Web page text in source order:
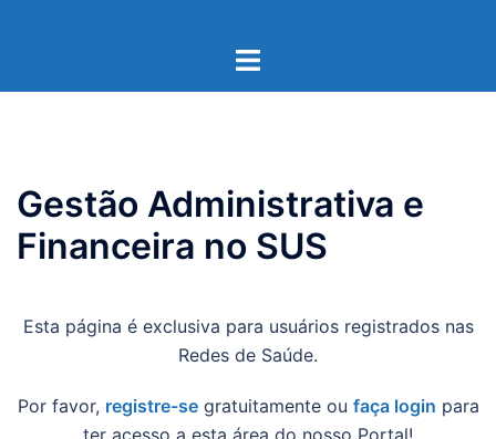
Toggle
Gestão Administrativa e
Financeira no SUS
Esta página é exclusiva para usuários registrados nas
Redes de Saúde.
Por favor, registre-segratuitamente ou faça login para
ter acesso a esta área do nosso Portal!